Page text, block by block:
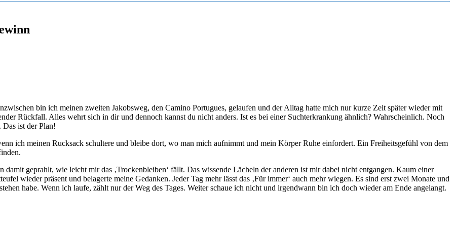
bin ich meinen zweiten Jakobsweg, den Camino Portugues, gelaufen und der Alltag hatte mich nur kurze Zeit später wieder mit
Rückfall. Alles wehrt sich in dir und dennoch kannst du nicht anders. Ist es bei einer Suchterkrankung ähnlich? Wahrscheinlich. Noch
ist der Plan!
ich meinen Rucksack schultere und bleibe dort, wo man mich aufnimmt und mein Körper Ruhe einfordert. Ein Freiheitsgefühl von dem
damit geprahlt, wie leicht mir das ‚Trockenbleiben‘ fällt. Das wissende Lächeln der anderen ist mir dabei nicht entgangen. Kaum einer
wieder präsent und belagerte meine Gedanken. Jeder Tag mehr lässt das ‚Für immer‘ auch mehr wiegen. Es sind erst zwei Monate und
habe. Wenn ich laufe, zählt nur der Weg des Tages. Weiter schaue ich nicht und irgendwann bin ich doch wieder am Ende angelangt.